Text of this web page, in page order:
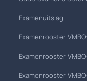
Examenuitslag
Examenrooster
Examenrooster
Examenrooster